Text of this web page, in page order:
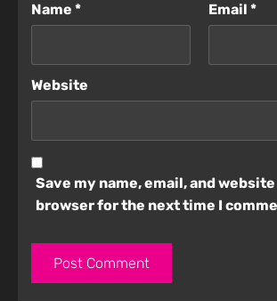
Name * Email *
Website
Save my name, email, and
browser for the next time I